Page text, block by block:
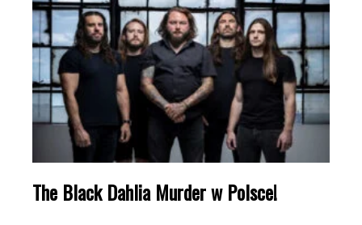
The Black Dahlia Murder w Polsce!